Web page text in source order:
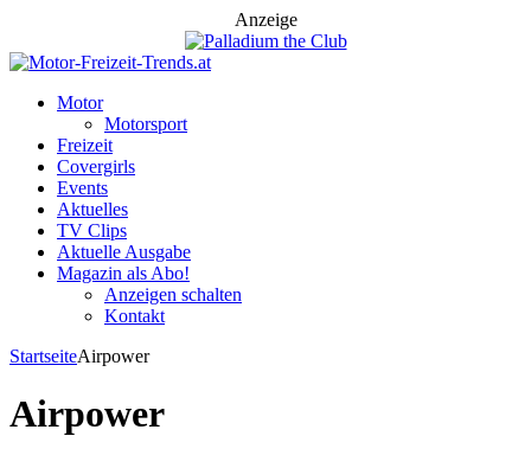
Anzeige
Motor
Motorsport
Freizeit
Covergirls
Events
Aktuelles
TV Clips
Aktuelle Ausgabe
Magazin als Abo!
Anzeigen schalten
Kontakt
StartseiteAirpower
Airpower